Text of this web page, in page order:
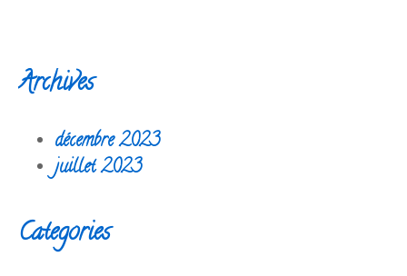
Archives
décembre 2023
juillet 2023
Categories